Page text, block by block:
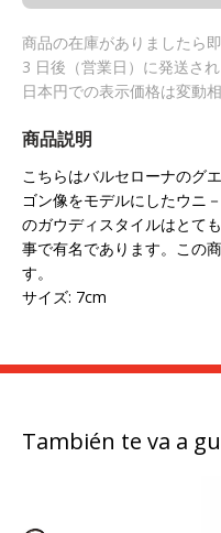
商品の在庫がありましたら
3 日後（営業日）に発送され
日本円での表示価格は変動
商品説明
こちらはバルセローナのグ
ゴン像をモデルにしたウニ
のガウディスタイルはとて
事で有名であります。この
す。
サイズ: 7cm
También te va a